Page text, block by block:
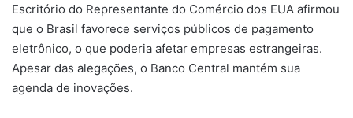
Escritório do Representante do Comércio dos EUA afirmou
que o Brasil favorece serviços públicos de pagamento
eletrônico, o que poderia afetar empresas estrangeiras.
Apesar das alegações, o Banco Central mantém sua
agenda de inovações.